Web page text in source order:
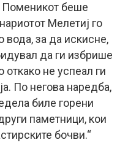
Поменикот беше
Мелетиј го
за да искисне,
да ги избрише
откако не успеал ги
По негова наредба,
биле горени
паметници, кои
бочви.“